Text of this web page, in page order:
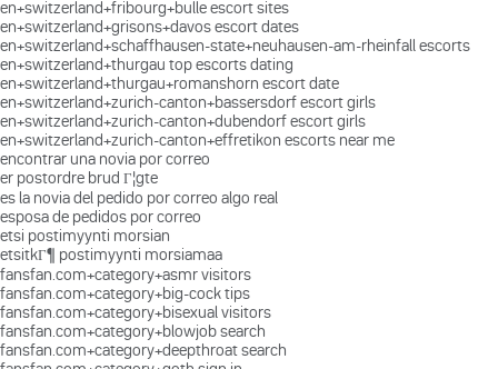
en+switzerland+fribourg+bulle escort sites
en+switzerland+grisons+davos escort dates
en+switzerland+schaffhausen-state+neuhausen-am-rheinfall escorts
en+switzerland+thurgau top escorts dating
en+switzerland+thurgau+romanshorn escort date
en+switzerland+zurich-canton+bassersdorf escort girls
en+switzerland+zurich-canton+dubendorf escort girls
en+switzerland+zurich-canton+effretikon escorts near me
encontrar una novia por correo
er postordre brud Г¦gte
es la novia del pedido por correo algo real
esposa de pedidos por correo
etsi postimyynti morsian
etsitkГ¶ postimyynti morsiamaa
fansfan.com+category+asmr visitors
fansfan.com+category+big-cock tips
fansfan.com+category+bisexual visitors
fansfan.com+category+blowjob search
fansfan.com+category+deepthroat search